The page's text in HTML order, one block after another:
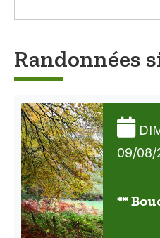
Randonnées
09/08/
**